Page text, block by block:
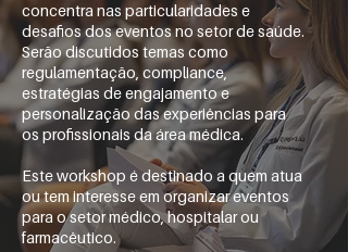
concentra nas particularidades e
desafios dos eventos no setor de saúde.
Serão discutidos temas como
regulamentação, compliance,
estratégias de engajamento e
personalização das experiências para
os profissionais da área médica.
Este workshop é destinado a quem atua
ou tem interesse em organizar eventos
para o setor médico, hospitalar ou
farmacêutico.